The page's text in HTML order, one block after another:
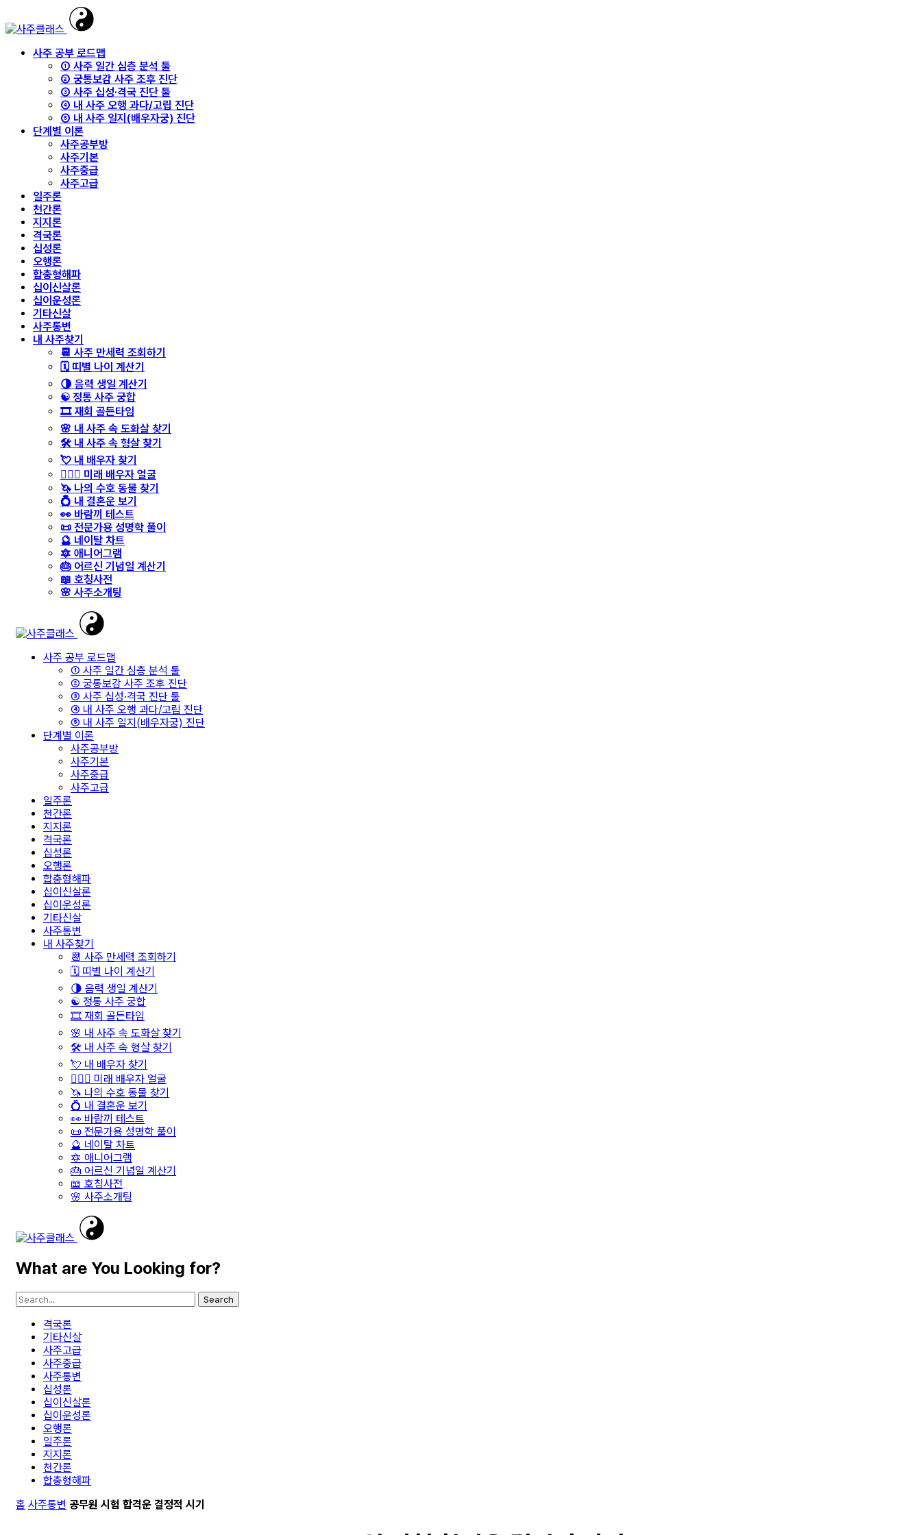
사주 공부 로드맵
① 사주 일간 심층 분석 툴
② 궁통보감 사주 조후 진단
③ 사주 십성·격국 진단 툴
④ 내 사주 오행 과다/고립 진단
⑤ 내 사주 일지(배우자궁) 진단
단계별 이론
사주공부방
사주기본
사주중급
사주고급
일주론
천간론
지지론
격국론
십성론
오행론
합충형해파
십이신살론
십이운성론
기타신살
사주통변
내 사주찾기
📆 사주 만세력 조회하기
🗓️ 띠별 나이 계산기
🌗 음력 생일 계산기
☯️ 정통 사주 궁합
🎞️ 재회 골든타임
🌸 내 사주 속 도화살 찾기
🛠️ 내 사주 속 형살 찾기
💘 내 배우자 찾기
👩‍❤️‍👨 미래 배우자 얼굴
🦄 나의 수호 동물 찾기
💍 내 결혼운 보기
👀 바람끼 테스트
📜 전문가용 성명학 풀이
🔮 네이탈 차트
🔯 애니어그램
🎂 어르신 기념일 계산기
📖 호칭사전
🌸 사주소개팅
사주 공부 로드맵
① 사주 일간 심층 분석 툴
② 궁통보감 사주 조후 진단
③ 사주 십성·격국 진단 툴
④ 내 사주 오행 과다/고립 진단
⑤ 내 사주 일지(배우자궁) 진단
단계별 이론
사주공부방
사주기본
사주중급
사주고급
일주론
천간론
지지론
격국론
십성론
오행론
합충형해파
십이신살론
십이운성론
기타신살
사주통변
내 사주찾기
📆 사주 만세력 조회하기
🗓️ 띠별 나이 계산기
🌗 음력 생일 계산기
☯️ 정통 사주 궁합
🎞️ 재회 골든타임
🌸 내 사주 속 도화살 찾기
🛠️ 내 사주 속 형살 찾기
💘 내 배우자 찾기
👩‍❤️‍👨 미래 배우자 얼굴
🦄 나의 수호 동물 찾기
💍 내 결혼운 보기
👀 바람끼 테스트
📜 전문가용 성명학 풀이
🔮 네이탈 차트
🔯 애니어그램
🎂 어르신 기념일 계산기
📖 호칭사전
🌸 사주소개팅
What are You Looking for?
Search
격국론
기타신살
사주고급
사주중급
사주통변
십성론
십이신살론
십이운성론
오행론
일주론
지지론
천간론
합충형해파
홈 사주통변 공무원 시험 합격운 결정적 시기